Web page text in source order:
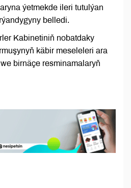
ýetmekde ileri tutulýan
belledi.
Kabinetiniň nobatdaky
käbir meseleleri ara
birnäçe resminamalaryň